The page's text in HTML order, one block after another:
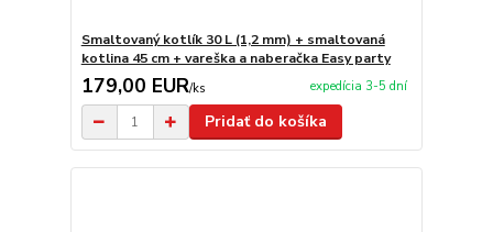
Smaltovaný kotlík 30 L (1,2 mm) + smaltovaná
kotlina 45 cm + vareška a naberačka Easy party
179,00 EUR/ks expedícia 3-5 dní
Pridať do košíka